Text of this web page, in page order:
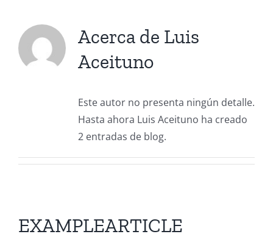
Acerca de Luis
Aceituno
Este autor no presenta ningún detalle.
Hasta ahora Luis Aceituno ha creado
2 entradas de blog.
EXAMPLEARTICLE